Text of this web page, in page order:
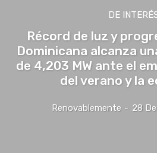
DE
Récord de luz y
Dominicana alcanza
de 4,203 MW ante el
del verano y la
Renovablemente - 28